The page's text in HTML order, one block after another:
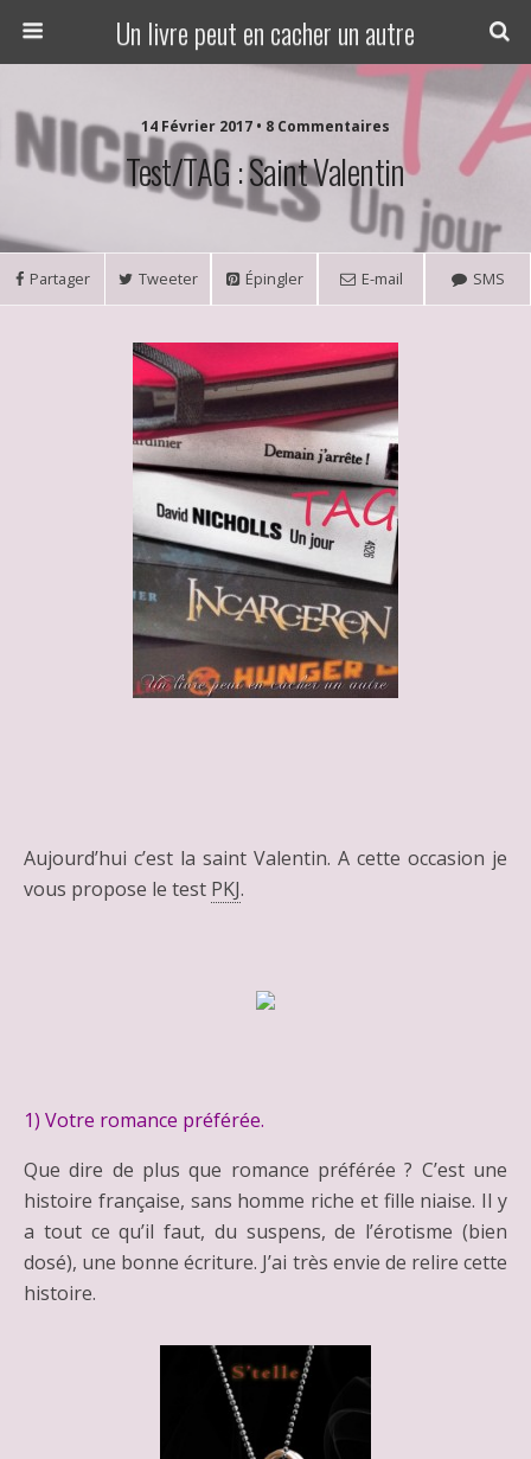
Un livre peut en cacher un autre
14 Février 2017 • 8 Commentaires
Test/TAG : Saint Valentin
Partager Tweeter Épingler E-mail SMS
Aujourd’hui c’est la saint Valentin. A cette occasion je
vous propose le test PKJ.
1) Votre romance préférée.
Que dire de plus que romance préférée ? C’est une
histoire française, sans homme riche et fille niaise. Il y
a tout ce qu’il faut, du suspens, de l’érotisme (bien
dosé), une bonne écriture. J’ai très envie de relire cette
histoire.